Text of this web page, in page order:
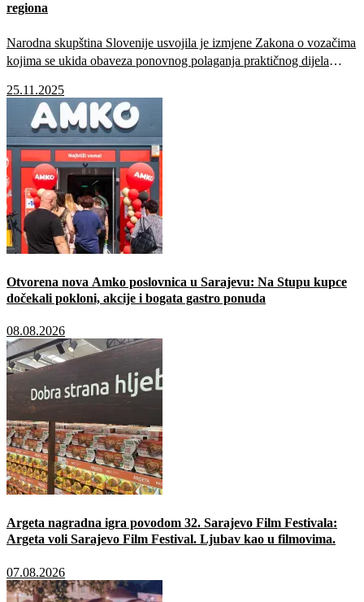
regiona
Narodna skupština Slovenije usvojila je izmjene Zakona o vozačima
kojima se ukida obaveza ponovnog polaganja praktičnog dijela
Srbije, Crne Gore, Sjeverne Makedonije ili s Kosova, a žive u
Sloveniji.
25.11.2025
Otvorena nova Amko poslovnica u Sarajevu: Na Stupu kupce
dočekali pokloni, akcije i bogata gastro ponuda
08.08.2026
Argeta nagradna igra povodom 32. Sarajevo Film Festivala:
Argeta voli Sarajevo Film Festival. Ljubav kao u filmovima.
07.08.2026